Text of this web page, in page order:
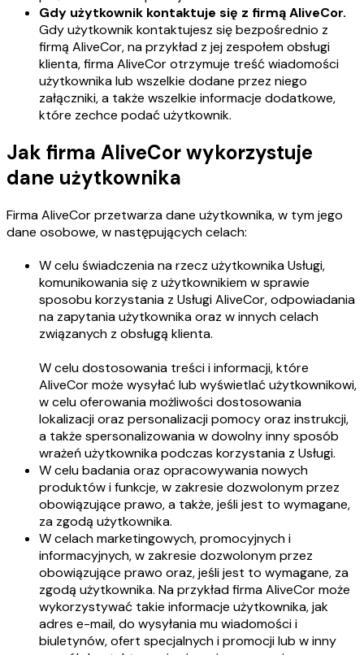
Gdy użytkownik kontaktuje się z firmą AliveCor.
Gdy użytkownik kontaktujesz się bezpośrednio z
firmą AliveCor, na przykład z jej zespołem obsługi
klienta, firma AliveCor otrzymuje treść wiadomości
użytkownika lub wszelkie dodane przez niego
załączniki, a także wszelkie informacje dodatkowe,
które zechce podać użytkownik.
Jak firma AliveCor wykorzystuje
dane użytkownika
Firma AliveCor przetwarza dane użytkownika, w tym jego
dane osobowe, w następujących celach:
W celu świadczenia na rzecz użytkownika Usługi,
komunikowania się z użytkownikiem w sprawie
sposobu korzystania z Usługi AliveCor, odpowiadania
na zapytania użytkownika oraz w innych celach
związanych z obsługą klienta.
W celu dostosowania treści i informacji, które
AliveCor może wysyłać lub wyświetlać użytkownikowi,
w celu oferowania możliwości dostosowania
lokalizacji oraz personalizacji pomocy oraz instrukcji,
a także spersonalizowania w dowolny inny sposób
wrażeń użytkownika podczas korzystania z Usługi.
W celu badania oraz opracowywania nowych
produktów i funkcje, w zakresie dozwolonym przez
obowiązujące prawo, a także, jeśli jest to wymagane,
za zgodą użytkownika.
W celach marketingowych, promocyjnych i
informacyjnych, w zakresie dozwolonym przez
obowiązujące prawo oraz, jeśli jest to wymagane, za
zgodą użytkownika. Na przykład firma AliveCor może
wykorzystywać takie informacje użytkownika, jak
adres e-mail, do wysyłania mu wiadomości i
biuletynów, ofert specjalnych i promocji lub w inny